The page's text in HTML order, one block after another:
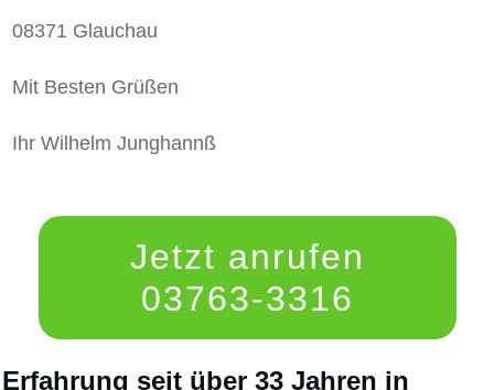
08371 Glauchau
Mit Besten Grüßen
Ihr Wilhelm Junghannß
Jetzt anrufen
03763-3316
Erfahrung seit über 33 Jahren in